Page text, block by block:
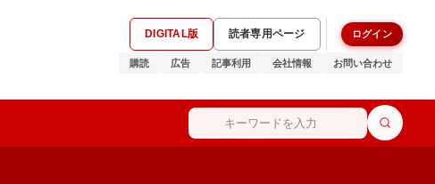
DIGITAL版 読者専用ページ ログイン
購読 広告 記事利用 会社情報 お問い合わせ